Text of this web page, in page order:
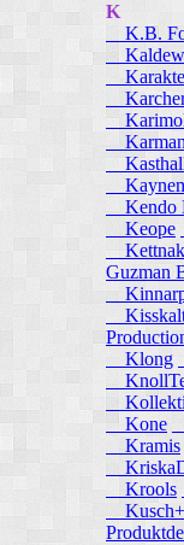
K
K.B.
Karman
Kendo
Keope
Guzman
Klong
Kone
Kramis
Krools